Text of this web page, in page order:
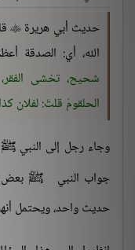
حديث أبي هريرة 
الله، أي: الصدقة
شحيح، تخشى
الحلقومَ قلتَ: لفلان
وجاء رجل إلى النبي
جواب النبي ﷺ بعض
حديث واحد، ويحتمل